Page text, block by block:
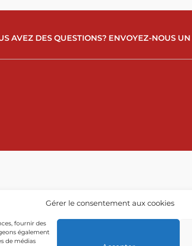
Gérer le consentement aux cookies
fournir des
également
de médias
AVEZ DES QUESTIONS? ENVOYEZ-NOUS UN